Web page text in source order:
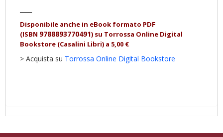
Disponibile anche in eBook formato PDF
(ISBN 9788893770491) su Torrossa Online Digital
Bookstore (Casalini Libri) a 5,00 €
> Acquista su Torrossa Online Digital Bookstore